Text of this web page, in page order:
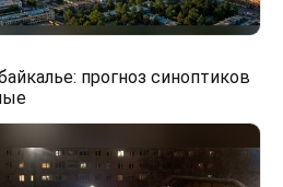
прогноз синоптиков